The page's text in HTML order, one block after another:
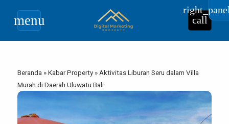
menu call
Beranda »Kabar Property » Aktivitas Liburan Seru dalam Villa
Murah di Daerah Uluwatu Bali